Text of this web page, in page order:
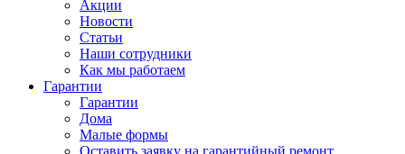
Акции
Новости
Статьи
Наши сотрудники
Как мы работаем
Гарантии
Гарантии
Дома
Малые формы